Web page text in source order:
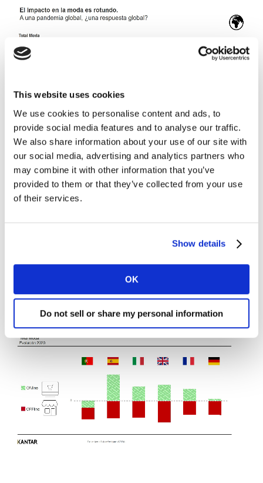
This website uses cookies
We use cookies to personalise content and ads, to
provide social media features and to analyse our traffic.
We also share information about your use of our site with
our social media, advertising and analytics partners who
may combine it with other information that you’ve
provided to them or that they’ve collected from your use
of their services.
Show details
OK
Do not sell or share my personal information
Qué nos ha dejado 2020
porcentaje (55%) -el más alto en comparación con